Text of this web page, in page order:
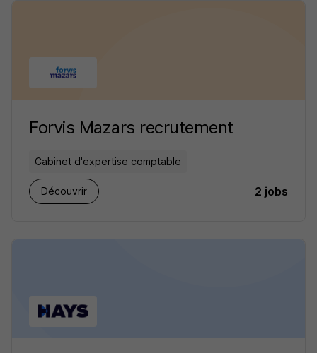
Forvis Mazars recrutement
Cabinet d'expertise comptable
Découvrir 2 jobs